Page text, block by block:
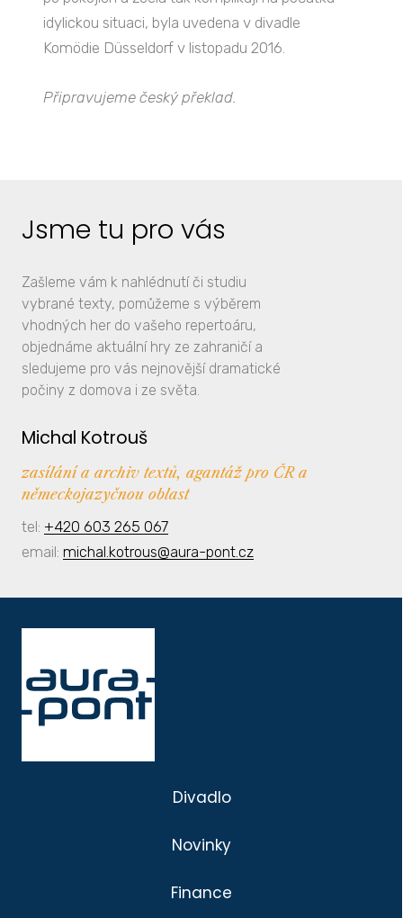
idylickou situaci, byla uvedena v divadle
Komödie Düsseldorf v listopadu 2016.
Připravujeme český překlad.
Jsme tu pro vás
Zašleme vám k nahlédnutí či studiu
vybrané texty, pomůžeme s výběrem
vhodných her do vašeho repertoáru,
objednáme aktuální hry ze zahraničí a
sledujeme pro vás nejnovější dramatické
počiny z domova i ze světa.
Michal Kotrouš
zasílání a archiv textů, agantáž pro ČR a
německojazyčnou oblast
tel: +420 603 265 067
email: michal.kotrous@aura-pont.cz
Divadlo
Novinky
Finance